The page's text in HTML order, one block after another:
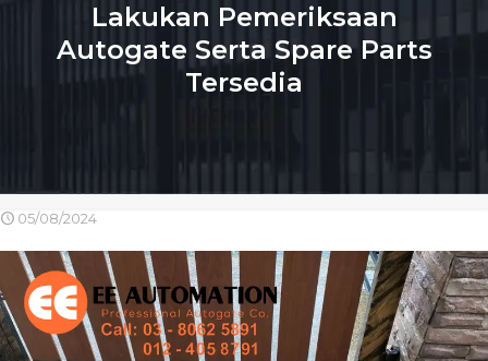
Lakukan Pemeriksaan
Autogate Serta Spare Parts
Tersedia
05/08/2024